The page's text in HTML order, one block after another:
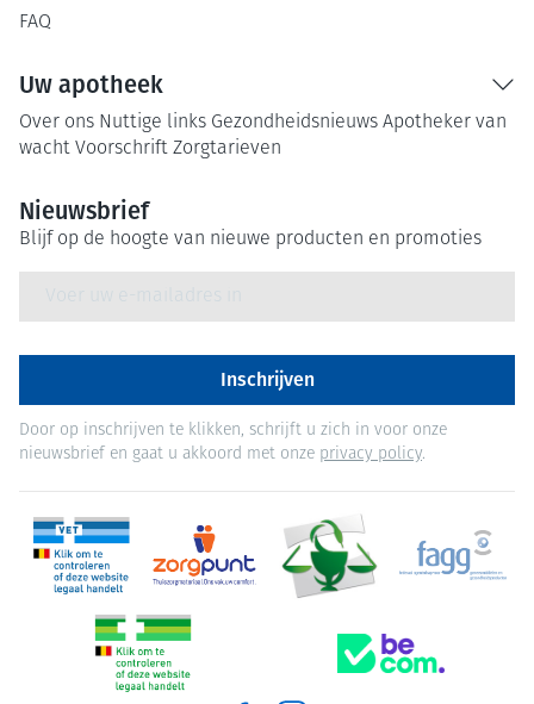
FAQ
Uw apotheek
Over ons Nuttige links Gezondheidsnieuws Apotheker van
wacht Voorschrift Zorgtarieven
Nieuwsbrief
Blijf op de hoogte van nieuwe producten en promoties
Inschrijven
Door op inschrijven te klikken, schrijft u zich in voor onze
nieuwsbrief en gaat u akkoord met onze privacy policy.